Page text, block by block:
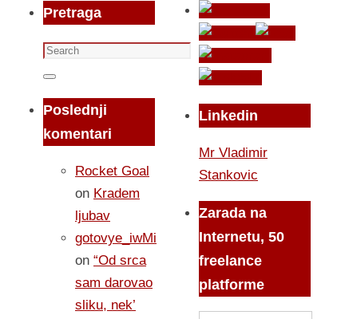
Pretraga
Search
for:
Search
Poslednji
komentari
Rocket Goal
on Kradem
ljubav
gotovye_iwMi
on “Od srca
sam darovao
sliku, nek’
Linkedin
Mr Vladimir
Stankovic
Zarada na
Internetu, 50
freelance
platforme